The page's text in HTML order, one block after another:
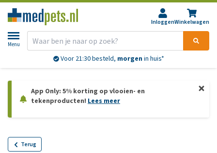
InloggenWinkelwagen
Menu
Gratisverzending vanaf € 69,-
App Only: 5% korting op vlooien- en
tekenproducten! Lees meer
Terug